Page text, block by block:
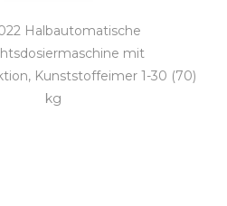
Halbautomatische
mit
Kunststoffeimer 1-30 (70)
kg